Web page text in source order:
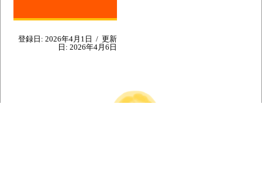
登録日: 2026年4月1日 / 更新
日: 2026年4月6日